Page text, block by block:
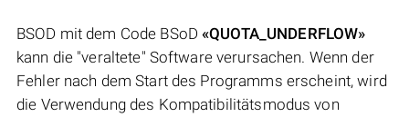
BSOD mit dem Code BSoD«QUOTA_UNDERFLOW»
kann die "veraltete" Software verursachen. Wenn der
Fehler nach dem Start des Programms erscheint, wird
die Verwendung des Kompatibilitätsmodus von